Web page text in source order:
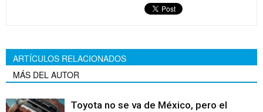
ARTÍCULOS RELACIONADOS
MÁS DEL AUTOR
Toyota no se va de México, pero el